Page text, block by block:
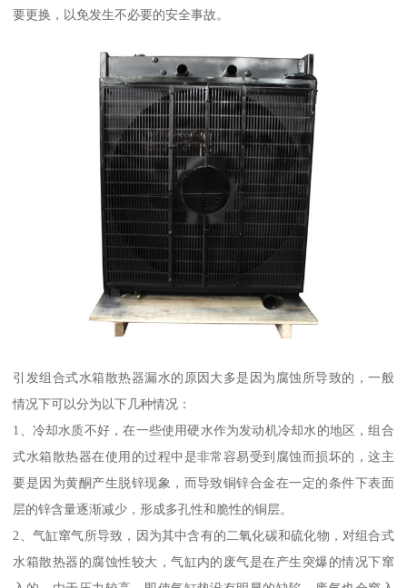
要更换，以免发生不必要的安全事故。
引发组合式水箱散热器漏水的原因大多是因为腐蚀所导致的，一般
情况下可以分为以下几种情况：
1、冷却水质不好，在一些使用硬水作为发动机冷却水的地区，组合
式水箱散热器在使用的过程中是非常容易受到腐蚀而损坏的，这主
要是因为黄酮产生脱锌现象，而导致铜锌合金在一定的条件下表面
层的锌含量逐渐减少，形成多孔性和脆性的铜层。
2、气缸窜气所导致，因为其中含有的二氧化碳和硫化物，对组合式
水箱散热器的腐蚀性较大，气缸内的废气是在产生突爆的情况下窜